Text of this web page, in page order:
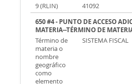
9 (RLIN)
41092
650 #4 - PUNTO DE ACCESO
MATERIA--TÉRMINO DE
Término de
materia o
nombre
geográfico
como
elemento
SISTEMA FISCAL